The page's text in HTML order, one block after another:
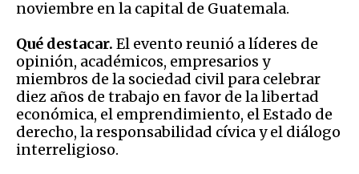
noviembre en la capital de Guatemala.
Qué destacar. El evento reunió a líderes de
opinión, académicos, empresarios y
miembros de la sociedad civil para celebrar
diez años de trabajo en favor de la libertad
económica, el emprendimiento, el Estado de
derecho, la responsabilidad cívica y el diálogo
interreligioso.